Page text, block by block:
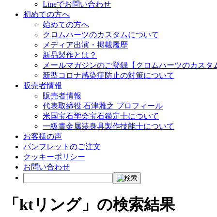
Lineでお問い合わせ
初めての方へ
始めての方へ
クロムハーツのカスタムについて
メディア出演・掲載履歴
新品製作とは？
メールマガジンのご登録【クロムハーツのカスタ
新型コロナ感染症防止の対策について
販売者情報
販売者情報
代表取締役 石津雅之 プロフィール
米国宝石学会宝石鑑定士について
一級貴金属装身具製作技能士について
お客様の声
パンフレットのご注文
クッキーポリシー
お問い合わせ
「 ktリング」の検索結果